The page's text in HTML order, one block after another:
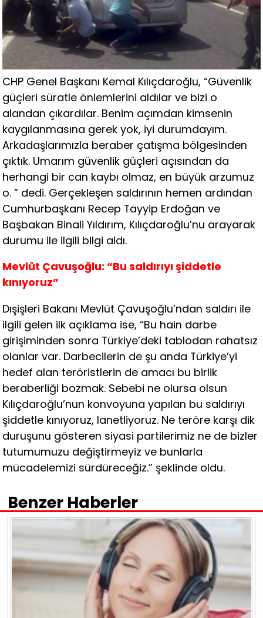
CHP Genel Başkanı Kemal Kılıçdaroğlu, “Güvenlik
güçleri süratle önlemlerini aldılar ve bizi o
alandan çıkardılar. Benim açımdan kimsenin
kaygılanmasına gerek yok, iyi durumdayım.
Arkadaşlarımızla beraber çatışma bölgesinden
çıktık. Umarım güvenlik güçleri açısından da
herhangi bir can kaybı olmaz, en büyük arzumuz
o. ” dedi. Gerçekleşen saldırının hemen ardından
Cumhurbaşkanı Recep Tayyip Erdoğan ve
Başbakan Binali Yıldırım, Kılıçdaroğlu’nu arayarak
durumu ile ilgili bilgi aldı.
Mevlüt Çavuşoğlu:“Bu saldırıyı şiddetle
kınıyoruz”
Dışişleri Bakanı Mevlüt Çavuşoğlu’ndan saldırı ile
ilgili gelen ilk açıklama ise, “Bu hain darbe
girişiminden sonra Türkiye’deki tablodan rahatsız
olanlar var. Darbecilerin de şu anda Türkiye’yi
hedef alan teröristlerin de amacı bu birlik
beraberliği bozmak. Sebebi ne olursa olsun
Kılıçdaroğlu’nun konvoyuna yapılan bu saldırıyı
şiddetle kınıyoruz, lanetliyoruz. Ne teröre karşı dik
duruşunu gösteren siyasi partilerimiz ne de bizler
tutumumuzu değiştirmeyiz ve bunlarla
mücadelemizi sürdüreceğiz.” şeklinde oldu.
Benzer Haberler